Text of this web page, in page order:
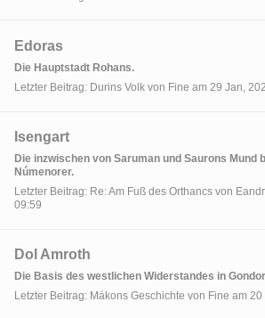
Edoras
Die Hauptstadt Rohans.
Letzter Beitrag: Durins Volk von Fine am 29 Jan,
Isengart
Die inzwischen von Saruman und Saurons Mund
Númenorer.
Letzter Beitrag: Re: Am Fuß des Orthancs von
09:59
Dol Amroth
Die Basis des westlichen Widerstandes in Gondor
Letzter Beitrag: Mákons Geschichte von Fine am